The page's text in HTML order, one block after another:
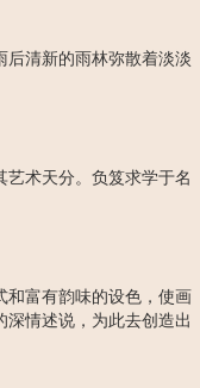
后清新的雨林弥散着淡淡
术天分。负笈求学于名
和富有韵味的设色，使画
情述说，为此去创造出